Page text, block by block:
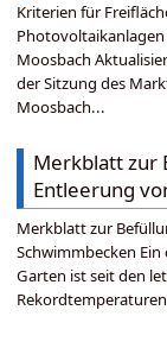
Kriterien für
Moosbach
der Sitzung des
Moosbach...
Merkblatt zur
Entleerung
Merkblatt zur
Schwimmbecken
Garten ist seit den